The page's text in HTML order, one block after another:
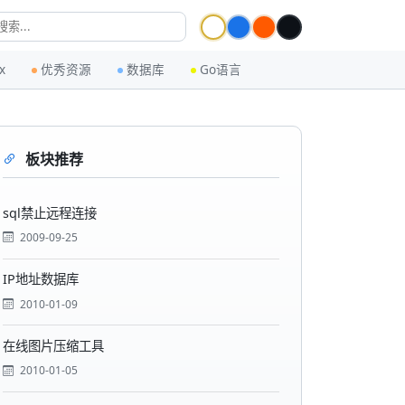
优秀资源 数据库 Go语言
板块推荐
sql禁止远程连接
2009-09-25
IP地址数据库
2010-01-09
在线图片压缩工具
2010-01-05